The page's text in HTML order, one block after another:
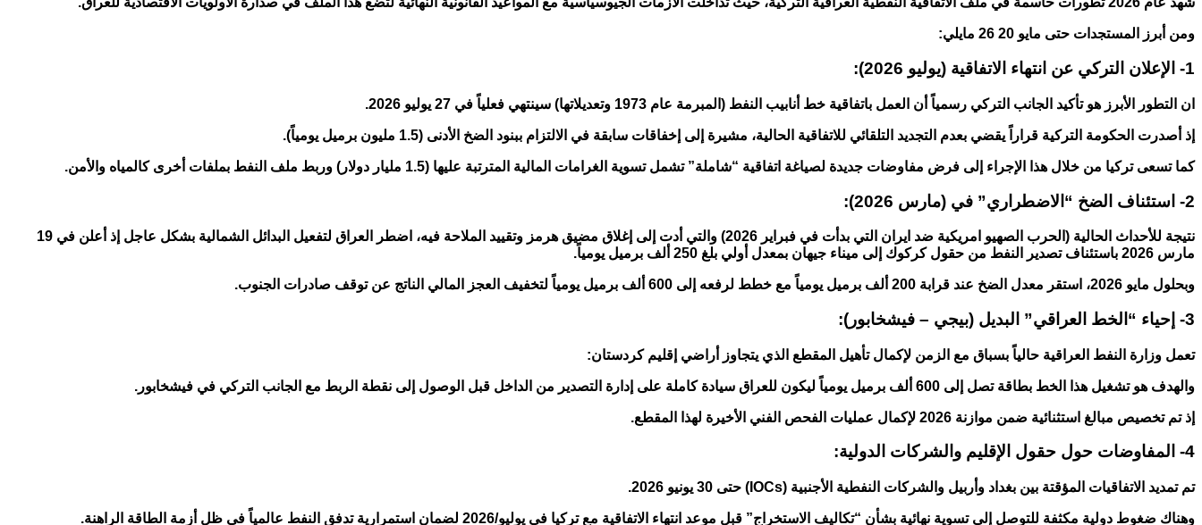
ومن أبرز المستجدات حتى مايو 20 26 مايلي:
1- الإعلان التركي عن انتهاء الاتفاقية (يوليو 2026):
ان التطور الأبرز هو تأكيد الجانب التركي رسمياً أن العمل باتفاقية خط أنابيب النفط (المبرمة عام 1973 وتعديلاتها) سينتهي فعلياً في 27 يوليو 2026.
إذ أصدرت الحكومة التركية قراراً يقضي بعدم التجديد التلقائي للاتفاقية الحالية، مشيرة إلى إخفاقات سابقة في الالتزام ببنود الضخ الأدنى (1.5 مليون برميل يومياً).
كما تسعى تركيا من خلال هذا الإجراء إلى فرض مفاوضات جديدة لصياغة اتفاقية “شاملة” تشمل تسوية الغرامات المالية المترتبة عليها (1.5 مليار دولار) وربط ملف النفط بملفات أخرى كالمياه والأمن.
2- استئناف الضخ “الاضطراري” في (مارس 2026):
نتيجة للأحداث الحالية (الحرب الصهيو امريكية ضد ايران التي بدأت في فبراير 2026) والتي أدت إلى إغلاق مضيق هرمز وتقييد الملاحة فيه، اضطر العراق لتفعيل البدائل الشمالية بشكل عاجل إذ أعلن في 19
مارس 2026 باستئناف تصدير النفط من حقول كركوك إلى ميناء جيهان بمعدل أولي بلغ 250 ألف برميل يومياً.
وبحلول مايو 2026، استقر معدل الضخ عند قرابة 200 ألف برميل يومياً مع خطط لرفعه إلى 600 ألف برميل يومياً لتخفيف العجز المالي الناتج عن توقف صادرات الجنوب.
3- إحياء “الخط العراقي” البديل (بيجي – فيشخابور):
تعمل وزارة النفط العراقية حالياً بسباق مع الزمن لإكمال تأهيل المقطع الذي يتجاوز أراضي إقليم كردستان:
والهدف هو تشغيل هذا الخط بطاقة تصل إلى 600 ألف برميل يومياً ليكون للعراق سيادة كاملة على إدارة التصدير من الداخل قبل الوصول إلى نقطة الربط مع الجانب التركي في فيشخابور.
إذ تم تخصيص مبالغ استثنائية ضمن موازنة 2026 لإكمال عمليات الفحص الفني الأخيرة لهذا المقطع.
4- المفاوضات حول حقول الإقليم والشركات الدولية:
تم تمديد الاتفاقيات المؤقتة بين بغداد وأربيل والشركات النفطية الأجنبية (IOCs) حتى 30 يونيو 2026.
وهناك ضغوط دولية مكثفة للتوصل إلى تسوية نهائية بشأن “تكاليف الاستخراج” قبل موعد انتهاء الاتفاقية مع تركيا في يوليو/2026 لضمان استمرارية تدفق النفط عالمياً في ظل أزمة الطاقة الراهنة.